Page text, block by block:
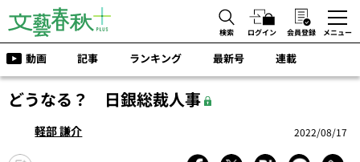
検索 ログイン 会員登録 メニュー
動画 記事 ランキング 最新号 連載
どうなる？ 日銀総裁人事
軽部 謙介 2022/08/17